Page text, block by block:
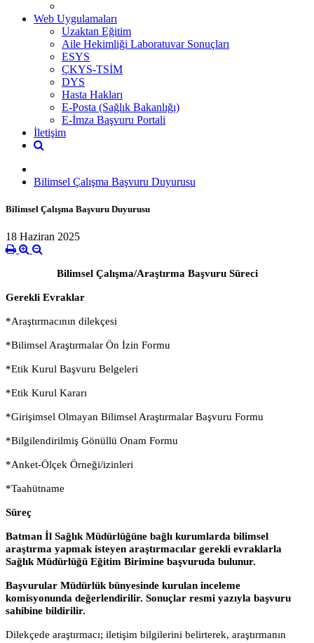
Web Uygulamaları
Uzaktan Eğitim
Aile Hekimliği Laboratuvar Sonuçları
ESYS
ÇKYS-TSİM
DYS
Hasta Hakları
E-Posta (Sağlık Bakanlığı)
E-İmza Başvuru Portali
İletişim
Bilimsel Çalışma Başvuru Duyurusu
Bilimsel Çalışma Başvuru Duyurusu
18 Haziran 2025
Bilimsel Çalışma/Araştırma Başvuru Süreci
Gerekli Evraklar
*Araştırmacının dilekçesi
*Bilimsel Araştırmalar Ön İzin Formu
*Etik Kurul Başvuru Belgeleri
*Etik Kurul Kararı
*Girişimsel Olmayan Bilimsel Araştırmalar Başvuru Formu
*Bilgilendirilmiş Gönüllü Onam Formu
*Anket-Ölçek Örneği/izinleri
*Taahütname
Süreç
Batman İl Sağlık Müdürlüğüne bağlı kurumlarda bilimsel
araştırma yapmak isteyen araştırmacılar gerekli evraklarla
Sağlık Müdürlüğü Eğitim Birimine başvuruda bulunur.
Başvurular Müdürlük bünyesinde kurulan inceleme
komisyonunda değerlendirilir. Sonuçlar resmi yazıyla başvuru
sahibine bildirilir.
Dilekçede araştırmacı; iletişim bilgilerini belirterek, araştırmanın